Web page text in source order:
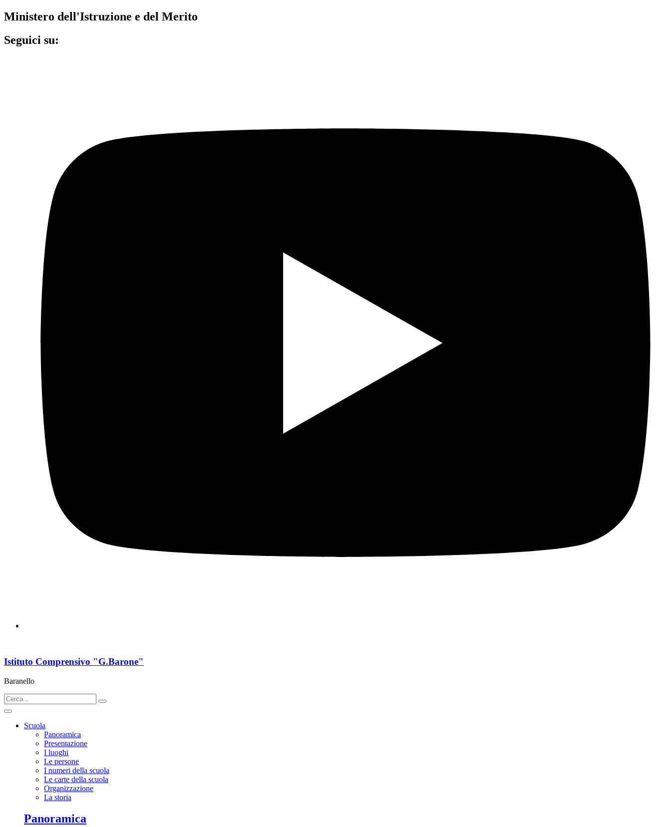
Ministero dell'Istruzione e del Merito
Seguici su:
Istituto Comprensivo "G.Barone"
Baranello
Scuola
Panoramica
Presentazione
I luoghi
Le persone
I numeri della scuola
Le carte della scuola
Organizzazione
La storia
Panoramica